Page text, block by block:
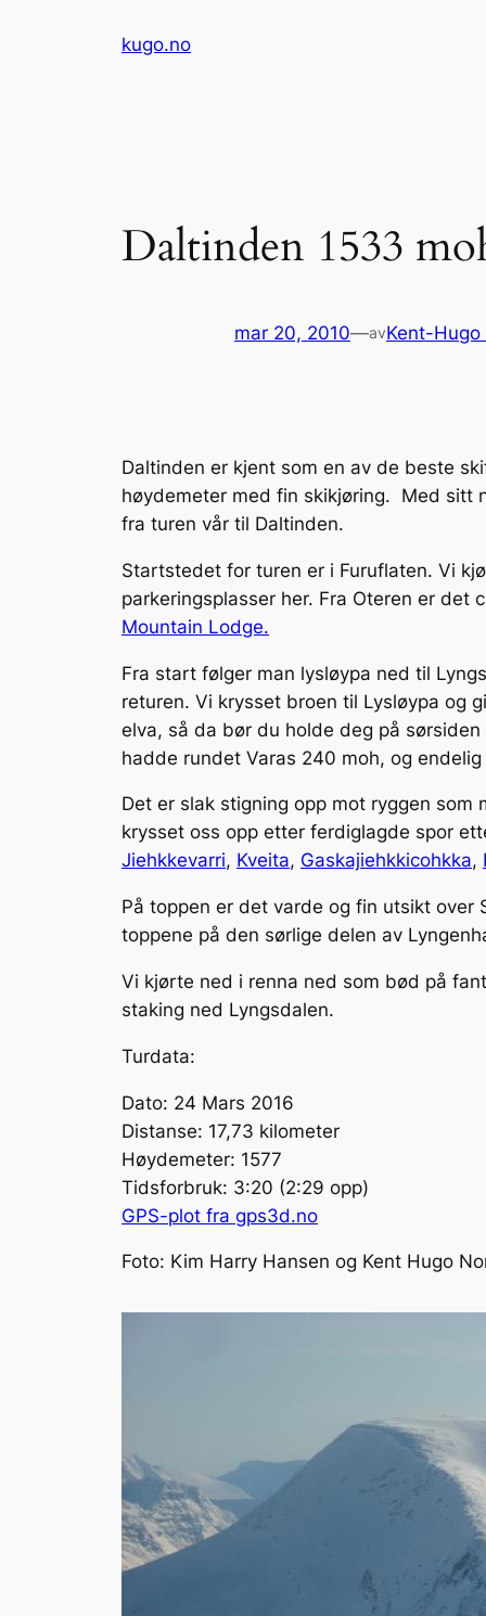
kugo.no
Daltinden 1533
mar 20, 2010—avKent-Hugo
Daltinden er kjent som en av de beste
høydemeter med fin skikjøring. Med sitt
fra turen vår til Daltinden.
Startstedet for turen er i Furuflaten. Vi
parkeringsplasser her. Fra Oteren er det
Mountain Lodge.
Fra start følger man lysløypa ned til
returen. Vi krysset broen til Lysløypa og
elva, så da bør du holde deg på
hadde rundet Varas 240 moh, og
Det er slak stigning opp mot ryggen
krysset oss opp etter ferdiglagde spor
Jiehkkevarri, Kveita, Gaskajiehkkicohkka,
På toppen er det varde og fin utsikt
toppene på den sørlige delen av
Vi kjørte ned i renna ned som bød på
staking ned Lyngsdalen.
Turdata:
Dato: 24 Mars 2016
Distanse: 17,73 kilometer
Høydemeter: 1577
Tidsforbruk: 3:20 (2:29 opp)
GPS-plot fra gps3d.no
Foto: Kim Harry Hansen og Kent Hugo